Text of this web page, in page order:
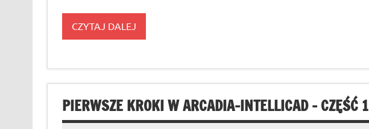
CZYTAJ DALEJ
PIERWSZE KROKI W ARCADIA-INTELLICAD – CZĘŚĆ 1